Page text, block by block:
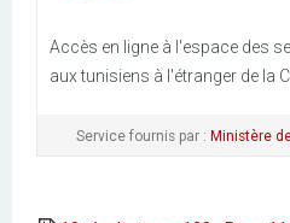
Accès en ligne à l'espace des
aux tunisiens à l'étranger de la
Service fournis par : Ministère